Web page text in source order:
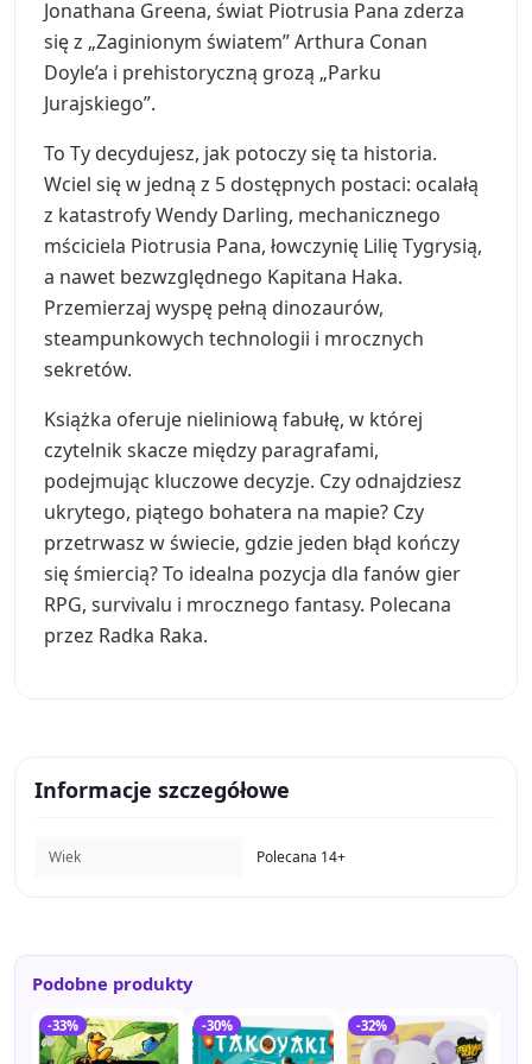
Jonathana Greena, świat Piotrusia Pana zderza
się z „Zaginionym światem” Arthura Conan
Doyle’a i prehistoryczną grozą „Parku
Jurajskiego”.
To Ty decydujesz, jak potoczy się ta historia.
Wciel się w jedną z 5 dostępnych postaci: ocalałą
z katastrofy Wendy Darling, mechanicznego
mściciela Piotrusia Pana, łowczynię Lilię Tygrysią,
a nawet bezwzględnego Kapitana Haka.
Przemierzaj wyspę pełną dinozaurów,
steampunkowych technologii i mrocznych
sekretów.
Książka oferuje nieliniową fabułę, w której
czytelnik skacze między paragrafami,
podejmując kluczowe decyzje. Czy odnajdziesz
ukrytego, piątego bohatera na mapie? Czy
przetrwasz w świecie, gdzie jeden błąd kończy
się śmiercią? To idealna pozycja dla fanów gier
RPG, survivalu i mrocznego fantasy. Polecana
przez Radka Raka.
Informacje szczegółowe
Wiek Polecana 14+
Podobne produkty
-33% -30% -32%